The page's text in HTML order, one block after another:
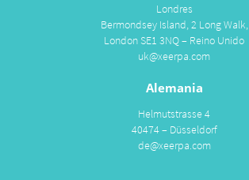
Londres
Bermondsey Island, 2 Long Walk,
London SE1 3NQ – Reino Unido
uk@xeerpa.com
Alemania
Helmutstrasse 4
40474 – Düsseldorf
de@xeerpa.com